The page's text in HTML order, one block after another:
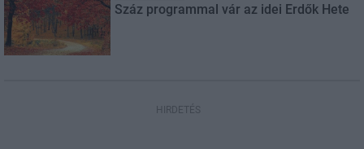
Száz programmal vár az idei Erdők Hete
HIRDETÉS